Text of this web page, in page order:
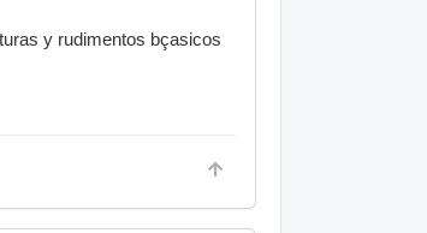
y rudimentos bçasicos